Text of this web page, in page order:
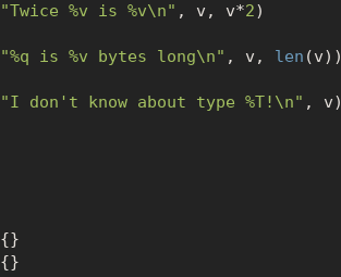
"Twice %v is %v\n" , v, v*2)
"%q is %v bytes long\n" , v, len (v))
"I don't know about type %T!\n" , v)
{}
{}